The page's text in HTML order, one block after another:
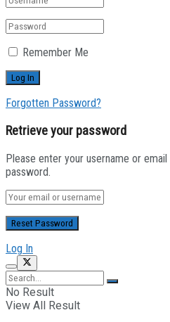
Remember Me
Forgotten Password?
Retrieve your password
Please enter your username or
password.
Log In
No Result
View All Result